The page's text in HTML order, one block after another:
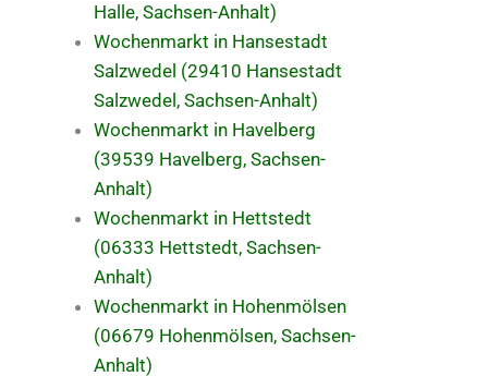
Halle, Sachsen-Anhalt)
Wochenmarkt in Hansestadt
Salzwedel (29410 Hansestadt
Salzwedel, Sachsen-Anhalt)
Wochenmarkt in Havelberg
(39539 Havelberg, Sachsen-
Anhalt)
Wochenmarkt in Hettstedt
(06333 Hettstedt, Sachsen-
Anhalt)
Wochenmarkt in Hohenmölsen
(06679 Hohenmölsen, Sachsen-
Anhalt)